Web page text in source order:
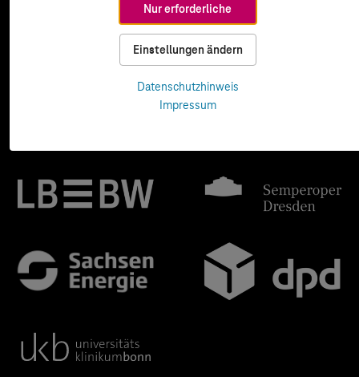
Nur erforderliche
Einstellungen ändern
Datenschutzhinweis
Impressum